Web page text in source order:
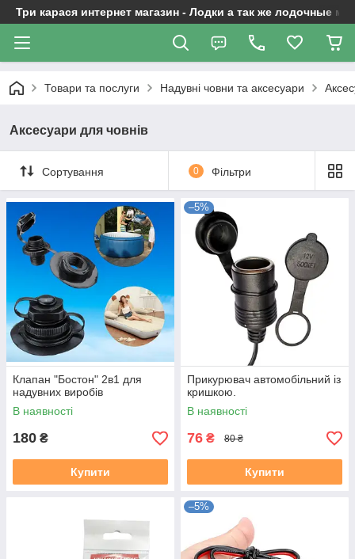
Три карася интернет магазин - Лодки а так же лодочные
Товари та послуги Надувні човни та аксесуари
Аксесуари для човнів
Сортування 0 Фільтри
Клапан "Бостон" 2в1 для
надувних виробів
В наявності
180 ₴
Купити
–5%
Прикурювач автомобільний із
кришкою.
В наявності
76 ₴ 80 ₴
Купити
–5%